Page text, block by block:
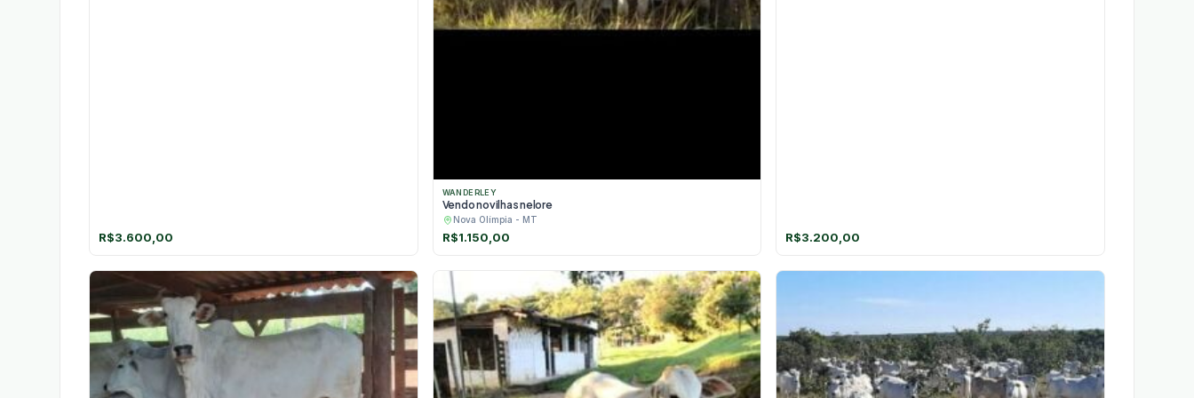
R$3.600,00
WANDERLEY
Vendo novilhas nelore
Nova Olímpia - MT
R$1.150,00 R$3.200,00